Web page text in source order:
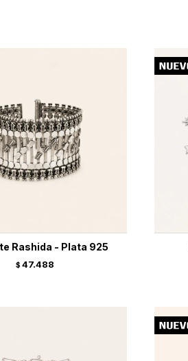
Rashida - Plata 925
$ 47.488